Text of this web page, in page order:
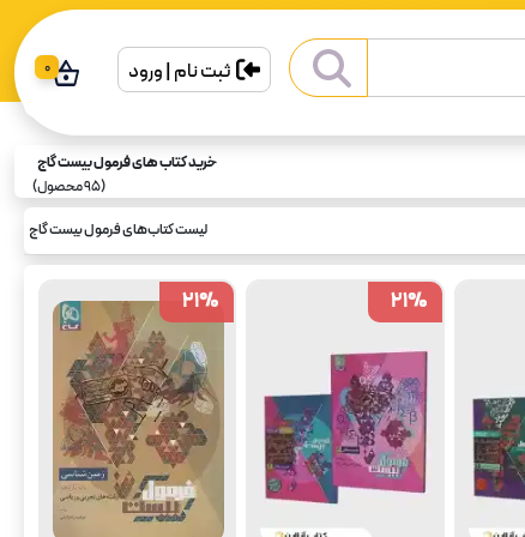
ثبت نام | ورود 0
خرید کتاب های فرمول بیست گاج
(
95محصول)
لیست کتاب‌های فرمول بیست گاج
21%
21%
21%
21%